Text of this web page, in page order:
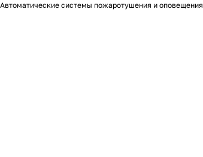
Автоматические системы пожаротушения и оповещения